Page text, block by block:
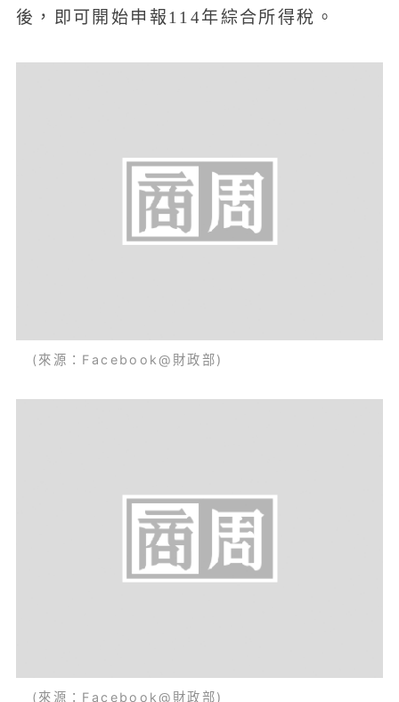
後，即可開始申報114年綜合所得稅。
(來源：Facebook@財政部)
(來源：Facebook@財政部)